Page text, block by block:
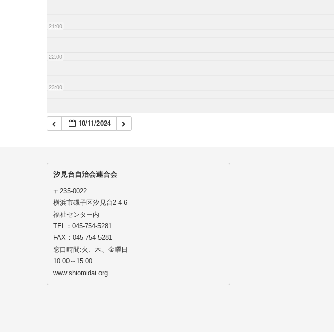
21:00
22:00
23:00
10/11/2024
汐見台自治会連合会
〒235-0022
横浜市磯子区汐見台2-4-6
福祉センター内
TEL：045-754-5281
FAX：045-754-5281
窓口時間:火、木、金曜日
10:00～15:00
www.shiomidai.org